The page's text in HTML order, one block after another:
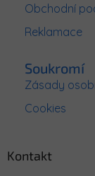
Obchodní
Reklamace
Soukromí
Zásady
Cookies
Kontakt